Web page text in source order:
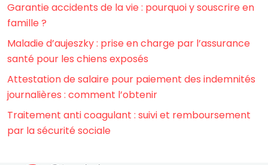
Garantie accidents de la vie : pourquoi y souscrire en
famille ?
Maladie d’aujeszky : prise en charge par l’assurance
santé pour les chiens exposés
Attestation de salaire pour paiement des indemnités
journalières : comment l’obtenir
Traitement anti coagulant : suivi et remboursement
par la sécurité sociale